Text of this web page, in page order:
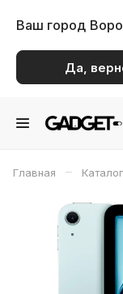
Ваш город
Да,
Главная – Каталог